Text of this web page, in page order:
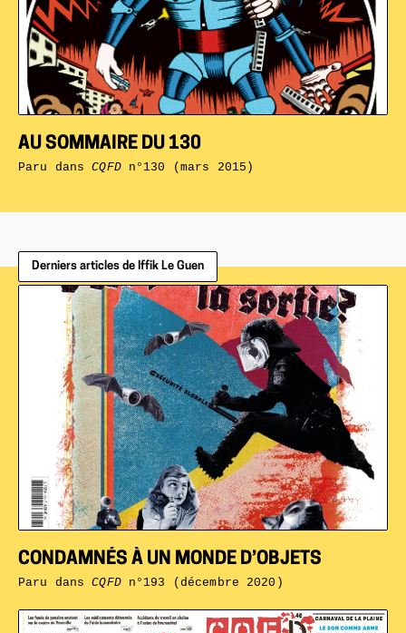
AU SOMMAIRE DU 130
Paru dansCQFDn°130 (mars 2015)
Derniers articles de Iffik Le Guen
CONDAMNÉS À UN MONDE D’OBJETS
Paru dansCQFDn°193 (décembre 2020)